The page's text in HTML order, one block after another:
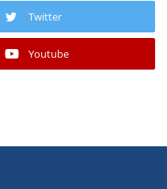
Twitter
Youtube